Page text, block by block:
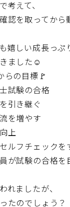
考えて、
認を取ってから
嬉しい成長っぷ
ました☺️
の目標🚩
試験の合格
引き継ぐ
を増やす
上
ルフチェックを
が試験の合格を
れましたが、
たのでしょう？